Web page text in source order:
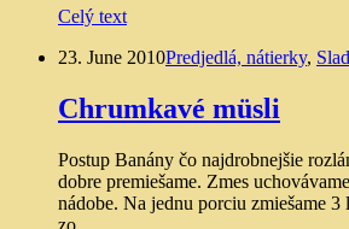
Celý text
23. June 2010Predjedlá, nátierky,
Chrumkavé müsli
Postup Banány čo najdrobnejšie
dobre premiešame. Zmes
nádobe. Na jednu porciu zmiešame 3
zo…